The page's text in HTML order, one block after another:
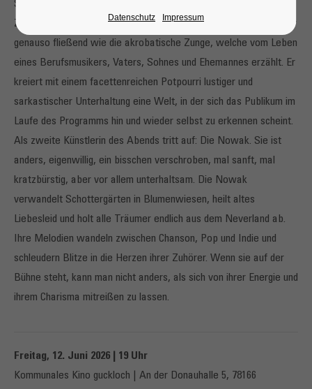
Schwarzwald-Baar-Kreis ist bekannt, beliebt, begehrt. Das
Zehnfingersystem auf dem Klavier beherrscht der Bühnenkünstler
genauso fließend wie die akrobatische Zunge, welche vom Leben
eines Berufsmusikers, Vaters, Sohnes und Ehemannes erzählt. Er
kreiert mit einem facettenreichen Potpourri lustiger und
sarkastischer Unterhaltung eine Welt, in der sich das Publikum im
Laufe des Programms hin und wieder selbst zu erkennen scheint.
Als zweite Künstlerin des Abends tritt auf: Die Nowak. Sie ist
anders, eigenwillig, ein bisschen verschroben, mal sanft, mal
kratzbürstig, aber vor allem unterhaltsam. Die Nowak
verwandelt Schottergärten in Blumenwiesen, heilt altes
Liebesleid und holt alle Träumer endlich aus dem Neverland ab.
Ihre Melodien wandeln zwischen Chanson, Pop und Indie und
schleudern Blitze in die Herzen ihrer Zuhörer. Wenn sie auf der
Bühne steht, kann man nicht anders, als sich von ihrer Energie und
ihrem Charisma mitreißen zu lassen.
Freitag, 12. Juni 2026 | 19 Uhr
Kommunales Kino guckloch | An der Donauhalle 5, 78166
Datenschutz Impressum